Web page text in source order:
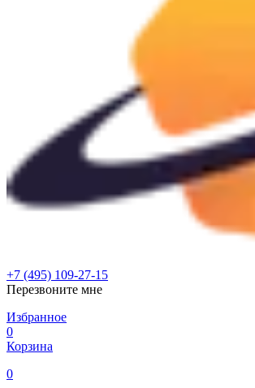
+7 (495) 109-27-15
Перезвоните мне
Избранное
0
Корзина
0